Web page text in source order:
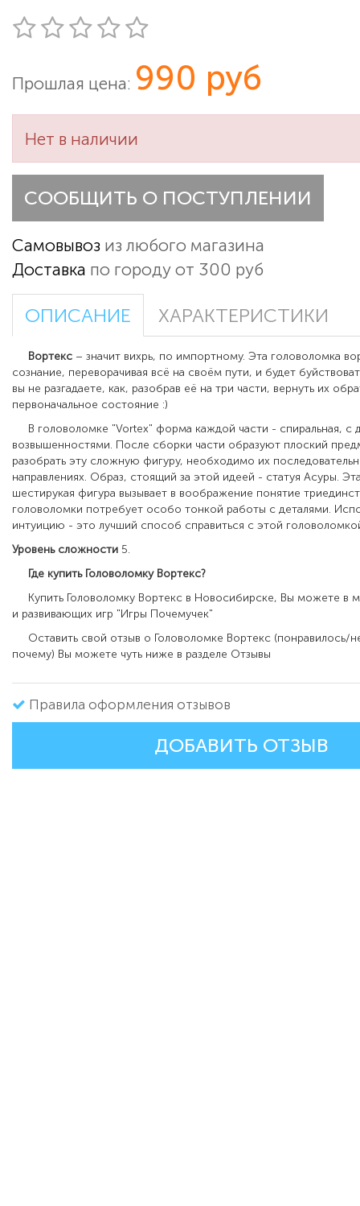
Прошлая цена: 990 руб
Нет в наличии
СООБЩИТЬ О ПОСТУПЛЕНИИ
Самовывоз из любого магазина
Доставка по городу от 300 руб
ОПИСАНИЕ ХАРАКТЕРИСТИКИ
Вортекс – значит вихрь, по импортному. Эта головоломка
сознание, переворачивая всё на своём пути, и будет
вы не разгадаете, как, разобрав её на три части, вернуть их
первоначальное состояние :)
В головоломке "Vortex" форма каждой части - спиральная, с
возвышенностями. После сборки части образуют плоский
разобрать эту сложную фигуру, необходимо их
направлениях. Образ, стоящий за этой идеей - статуя Асуры.
шестирукая фигура вызывает в воображение понятие
головоломки потребует особо тонкой работы с деталями.
интуицию - это лучший способ справиться с этой
Уровень сложности 5.
Где купить Головоломку Вортекс?
Купить Головоломку Вортекс в Новосибирске, Вы можете в
и развивающих игр "Игры Почемучек"
Оставить свой отзыв о Головоломке Вортекс (понравилось/
почему) Вы можете чуть ниже в разделе Отзывы
Правила оформления отзывов
ДОБАВИТЬ ОТЗЫВ